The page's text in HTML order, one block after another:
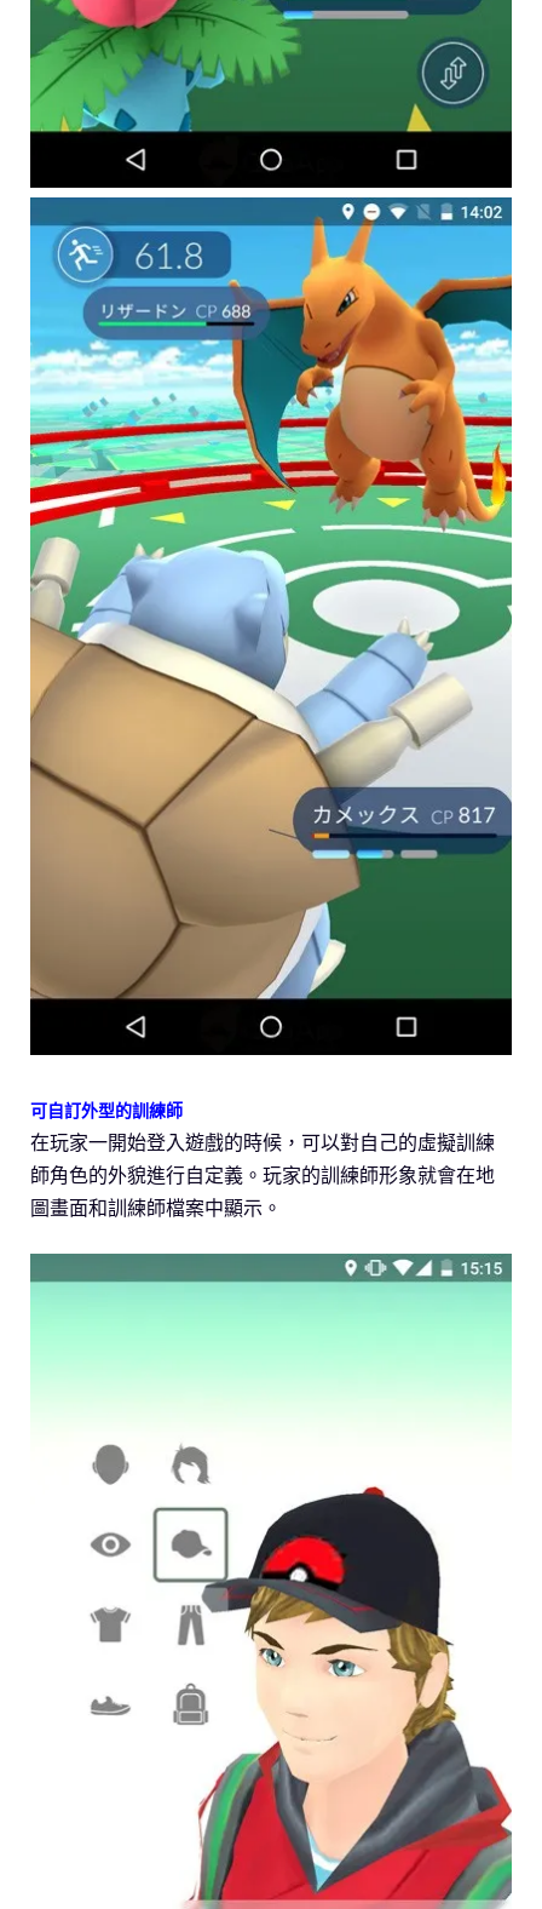
可自訂外型的訓練師
在玩家一開始登入遊戲的時候，可以對自己的虛擬訓練
師角色的外貌進行自定義。玩家的訓練師形象就會在地
圖畫面和訓練師檔案中顯示。